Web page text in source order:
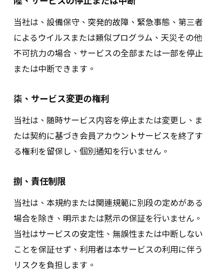
当社は、設備保守、突発的故障、緊急事態、第三者
によるウイルスまたは類似プログラム、天災その他
不可抗力の場合、サービスの全部または一部を停止
または中断できます。
柒、サービス変更の権利
当社は、随時サービス内容を停止または変更し、ま
たは契約に基づき会員アカウントサービスを終了す
る権利を留保し、個別通知を行いません。
捌、責任制限
当社は、本規約または関連規範に別段の定めがある
場合を除き、明示または黙示の保証を行いません。
当社はサービスの安定性、無誤性または中断しない
ことを保証せず、利用者は本サービスの利用に伴う
リスクを負担します。